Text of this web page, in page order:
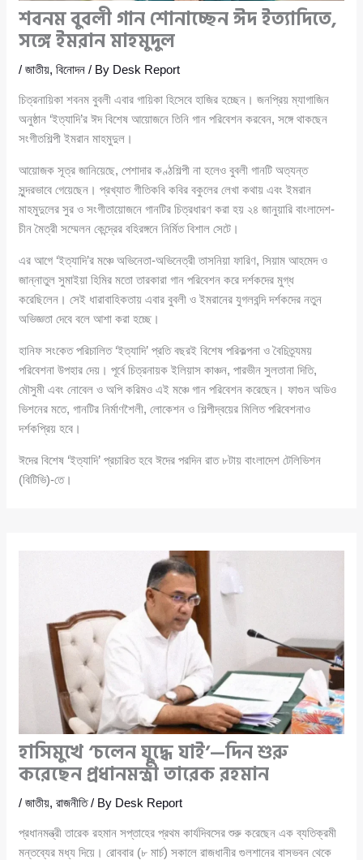
শবনম বুবলী গান শোনাচ্ছেন ঈদ ইত্যাদিতে,
সঙ্গে ইমরান মাহমুদুল
/জাতীয়,বিনোদন / By Desk Report
চিত্রনায়িকা শবনম বুবলী এবার গায়িকা হিসেবে হাজির হচ্ছেন। জনপ্রিয় ম্যাগাজিন
অনুষ্ঠান ‘ইত্যাদি’র ঈদ বিশেষ আয়োজনে তিনি গান পরিবেশন করবেন, সঙ্গে থাকছেন
সংগীতশিল্পী ইমরান মাহমুদুল।
আয়োজক সূত্র জানিয়েছে, পেশাদার কণ্ঠশিল্পী না হলেও বুবলী গানটি অত্যন্ত
সুন্দরভাবে গেয়েছেন। প্রখ্যাত গীতিকবি কবির বকুলের লেখা কথায় এবং ইমরান
মাহমুদুলের সুর ও সংগীতায়োজনে গানটির চিত্রধারণ করা হয় ২৪ জানুয়ারি বাংলাদেশ-
চীন মৈত্রী সম্মেলন কেন্দ্রের বহিরঙ্গনে নির্মিত বিশাল সেটে।
এর আগে ‘ইত্যাদি’র মঞ্চে অভিনেতা-অভিনেত্রী তাসনিয়া ফারিণ, সিয়াম আহমেদ ও
জান্নাতুল সুমাইয়া হিমির মতো তারকারা গান পরিবেশন করে দর্শকদের মুগ্ধ
করেছিলেন। সেই ধারাবাহিকতায় এবার বুবলী ও ইমরানের যুগলবন্দি দর্শকদের নতুন
অভিজ্ঞতা দেবে বলে আশা করা হচ্ছে।
হানিফ সংকেত পরিচালিত ‘ইত্যাদি’ প্রতি বছরই বিশেষ পরিকল্পনা ও বৈচিত্র্যময়
পরিবেশনা উপহার দেয়। পূর্বে চিত্রনায়ক ইলিয়াস কাঞ্চন, পারভীন সুলতানা দিতি,
মৌসুমী এবং নোবেল ও অপি করিমও এই মঞ্চে গান পরিবেশন করেছেন। ফাগুন অডিও
ভিশনের মতে, গানটির নির্মাণশৈলী, লোকেশন ও শিল্পীদ্বয়ের মিলিত পরিবেশনাও
দর্শকপ্রিয় হবে।
ঈদের বিশেষ ‘ইত্যাদি’ প্রচারিত হবে ঈদের পরদিন রাত ৮টায় বাংলাদেশ টেলিভিশন
(বিটিভি)-তে।
হাসিমুখে ‘চলেন যুদ্ধে যাই’—দিন শুরু
করেছেন প্রধানমন্ত্রী তারেক রহমান
/জাতীয়,রাজনীতি/ By Desk Report
প্রধানমন্ত্রী তারেক রহমান সপ্তাহের প্রথম কার্যদিবসের শুরু করেছেন এক ব্যতিক্রমী
মন্তব্যের মধ্য দিয়ে। রোববার (৮ মার্চ) সকালে রাজধানীর গুলশানের বাসভবন থেকে